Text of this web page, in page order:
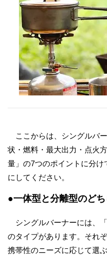
ここからは、シングルバ
状・燃料・最大出力・点火
量」の7つのポイントに分
にしてください。
●一体型と分離型のどち
シングルバーナーには、
のタイプがあります。それ
携帯性のニーズに応じて選